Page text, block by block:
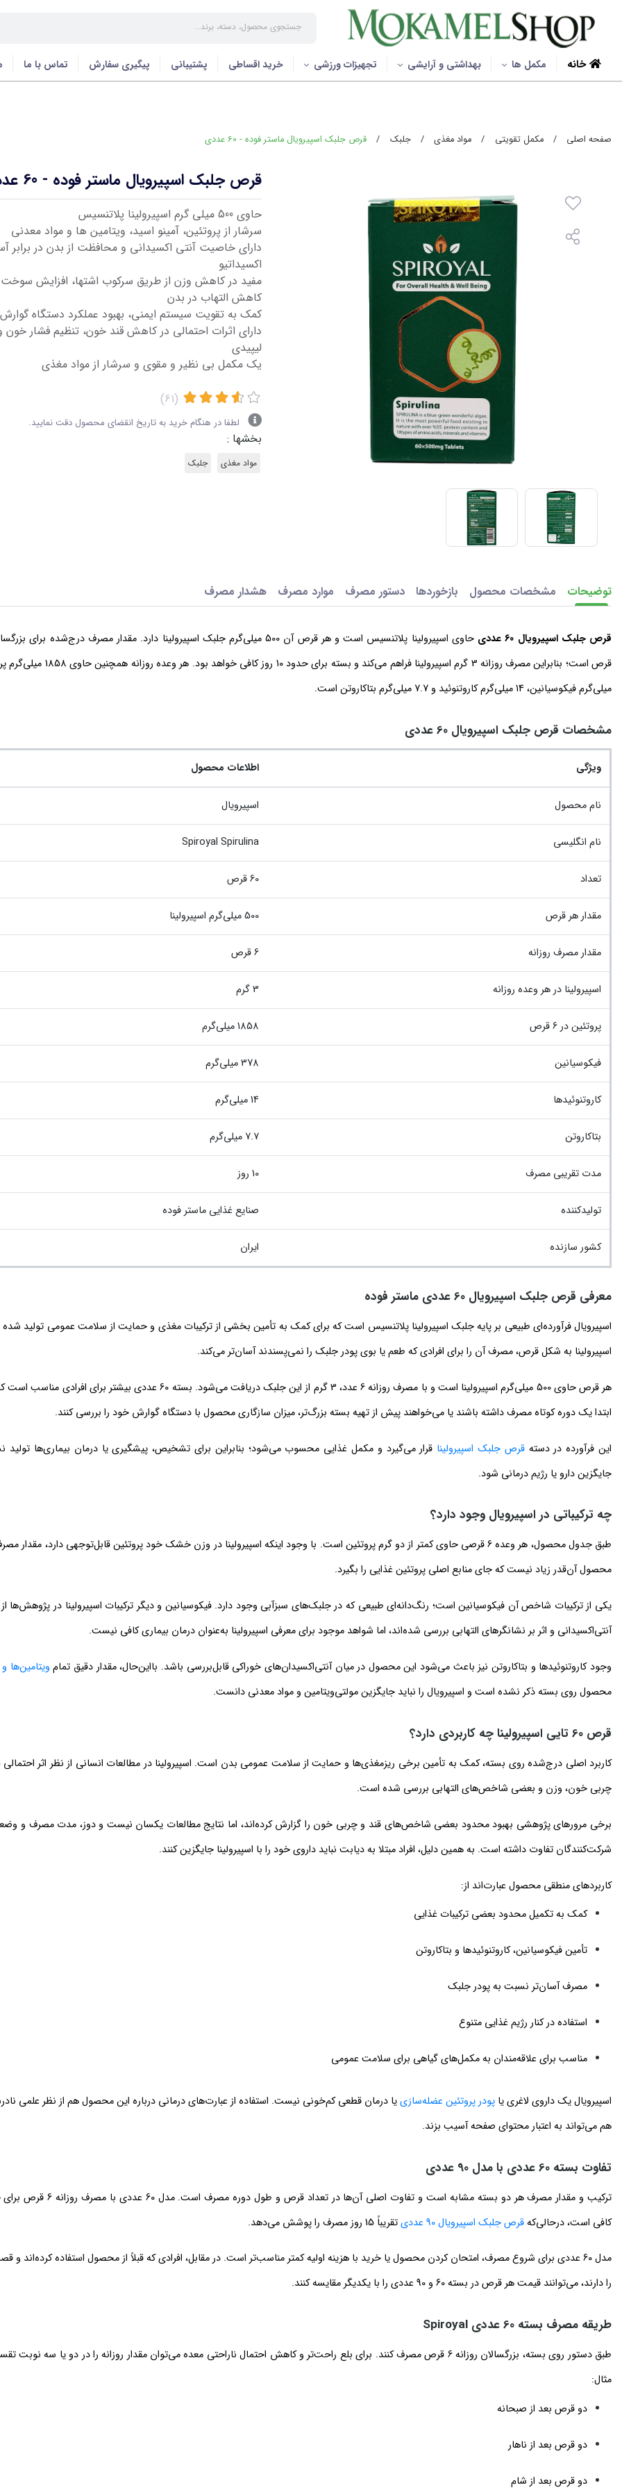
خانه مکمل ها بهداشتی و آرایشی تجهیزات ورزشی خرید اقساطی پشتیبانی پیگیری سفارش تماس با ما
صفحه اصلی / مکمل تقویتی / مواد مغذی / جلبک / قرص جلبک اسپیرویال ماستر فوده - 60 عددی
قرص جلبک اسپیرویال ماستر فوده - 60 عددی
حاوی 500 میلی گرم اسپیرولینا پلاتنسیس
سرشار از پروتئین، آمینو اسید، ویتامین ها و مواد معدنی
دارای خاصیت آنتی اکسیدانی و محافظت از بدن در برابر
اکسیداتیو
مفید در کاهش وزن از طریق سرکوب اشتها، افزایش
کاهش التهاب در بدن
کمک به تقویت سیستم ایمنی، بهبود عملکرد دستگاه
دارای اثرات احتمالی در کاهش قند خون، تنظیم فشار خون
لیپیدی
یک مکمل بی نظیر و مقوی و سرشار از مواد مغذی
(61)
لطفا در هنگام خرید به تاریخ انقضای محصول دقت نمایید.
بخشها :
مواد مغذی جلبک
توضیحات مشخصات محصول بازخوردها دستور مصرف موارد مصرف هشدار مصرف
قرص جلبک اسپیرویال 60 عددی
میلی‌گرم فیکوسیانین، 14 میلی‌گرم کاروتنوئید و 7.7 میلی‌گرم بتاکاروتن است.
مشخصات قرص جلبک اسپیرویال 60 عددی
ویژگی اطلاعات محصول
نام محصول اسپیرویال
نام انگلیسی Spiroyal Spirulina
تعداد 60 قرص
مقدار هر قرص 500 میلی‌گرم اسپیرولینا
مقدار مصرف روزانه 6 قرص
اسپیرولینا در هر وعده روزانه 3 گرم
پروتئین در 6 قرص 1858 میلی‌گرم
فیکوسیانین 378 میلی‌گرم
کاروتنوئیدها 14 میلی‌گرم
بتاکاروتن 7.7 میلی‌گرم
مدت تقریبی مصرف 10 روز
تولیدکننده صنایع غذایی ماستر فوده
کشور سازنده ایران
معرفی قرص جلبک اسپیرویال 60 عددی ماستر فوده
اسپیرویال فرآورده‌ای طبیعی بر پایه جلبک اسپیرولینا پلاتنسیس است که برای کمک به تأمین بخشی از ترکیبات مغذی و حمایت از سلامت عمومی تولید
اسپیرولینا به شکل قرص، مصرف آن را برای افرادی که طعم یا بوی پودر جلبک را نمی‌پسندند آسان‌تر می‌کند.
هر قرص حاوی 500 میلی‌گرم اسپیرولینا است و با مصرف روزانه 6 عدد، 3 گرم از این جلبک دریافت می‌شود. بسته 60 عددی
ابتدا یک دوره کوتاه مصرف داشته باشند یا می‌خواهند پیش از تهیه بسته بزرگ‌تر، میزان سازگاری محصول با دستگاه گوارش خود را بررسی کنند.
این فرآورده در دستهقرص جلبک اسپیرولینا قرار می‌گیرد و مکمل غذایی محسوب می‌شود؛ بنابراین برای تشخیص، پیشگیری یا درمان بیماری‌ها تولید
جایگزین دارو یا رژیم درمانی شود.
چه ترکیباتی در اسپیرویال وجود دارد؟
طبق جدول محصول، هر وعده 6 قرصی حاوی کمتر از دو گرم پروتئین است. با وجود اینکه اسپیرولینا در وزن خشک خود پروتئین قابل‌توجهی دارد، مقدار
محصول آن‌قدر زیاد نیست که جای منابع اصلی پروتئین غذایی را بگیرد.
یکی از ترکیبات شاخص آن فیکوسیانین است؛ رنگ‌دانه‌ای طبیعی که در جلبک‌های سبزآبی وجود دارد. فیکوسیانین و دیگر ترکیبات اسپیرولینا در پژوهش‌ها
آنتی‌اکسیدانی و اثر بر نشانگرهای التهابی بررسی شده‌اند، اما شواهد موجود برای معرفی اسپیرولینا به‌عنوان درمان بیماری کافی نیست.
وجود کاروتنوئیدها و بتاکاروتن نیز باعث می‌شود این محصول در میان آنتی‌اکسیدان‌های خوراکی قابل‌بررسی باشد. بااین‌حال، مقدار دقیق تمام ویتامین‌ها
محصول روی بسته ذکر نشده است و اسپیرویال را نباید جایگزین مولتی‌ویتامین و مواد معدنی دانست.
قرص 60 تایی اسپیرولینا چه کاربردی دارد؟
کاربرد اصلی درج‌شده روی بسته، کمک به تأمین برخی ریزمغذی‌ها و حمایت از سلامت عمومی بدن است. اسپیرولینا در مطالعات انسانی از نظر اثر احتمالی
چربی خون، وزن و بعضی شاخص‌های التهابی بررسی شده است.
برخی مرورهای پژوهشی بهبود محدود بعضی شاخص‌های قند و چربی خون را گزارش کرده‌اند، اما نتایج مطالعات یکسان نیست و دوز، مدت مصرف و
شرکت‌کنندگان تفاوت داشته است. به همین دلیل، افراد مبتلا به دیابت نباید داروی خود را با اسپیرولینا جایگزین کنند.
کاربردهای منطقی محصول عبارت‌اند از:
کمک به تکمیل محدود بعضی ترکیبات غذایی
تأمین فیکوسیانین، کاروتنوئیدها و بتاکاروتن
مصرف آسان‌تر نسبت به پودر جلبک
استفاده در کنار رژیم غذایی متنوع
مناسب برای علاقه‌مندان به مکمل‌های گیاهی برای سلامت عمومی
اسپیرویال یک داروی لاغری یاپودر پروتئین عضله‌سازییا درمان قطعی کم‌خونی نیست. استفاده از عبارت‌های درمانی درباره این محصول هم از نظر علمی
هم می‌تواند به اعتبار محتوای صفحه آسیب بزند.
تفاوت بسته 60 عددی با مدل 90 عددی
کافی است، درحالی‌کهقرص جلبک اسپیرویال 90 عددی تقریباً 15 روز مصرف را پوشش می‌دهد.
مدل 60 عددی برای شروع مصرف، امتحان کردن محصول یا خرید با هزینه اولیه کمتر مناسب‌تر است. در مقابل، افرادی که قبلاً از محصول استفاده کرده‌اند و
را دارند، می‌توانند قیمت هر قرص در بسته 60 و 90 عددی را با یکدیگر مقایسه کنند.
طریقه مصرف بسته 60 عددی Spiroyal
طبق دستور روی بسته، بزرگسالان روزانه 6 قرص مصرف کنند. برای بلع راحت‌تر و کاهش احتمال ناراحتی معده می‌توان مقدار روزانه را در دو یا سه نوبت
مثال:
دو قرص بعد از صبحانه
دو قرص بعد از ناهار
دو قرص بعد از شام